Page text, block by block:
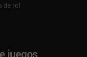
de rol
juegos